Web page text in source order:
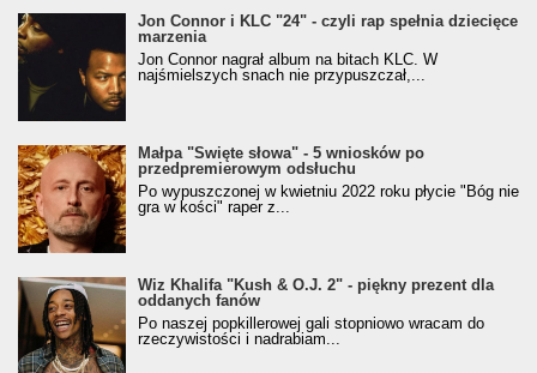
Jon Connor i KLC "24" - czyli rap spełnia dziecięce
marzenia
Jon Connor nagrał album na bitach KLC. W
najśmielszych snach nie przypuszczał,...
Małpa "Święte słowa" - 5 wniosków po
przedpremierowym odsłuchu
Po wypuszczonej w kwietniu 2022 roku płycie "Bóg nie
gra w kości" raper z...
Wiz Khalifa "Kush & O.J. 2" - piękny prezent dla
oddanych fanów
Po naszej popkillerowej gali stopniowo wracam do
rzeczywistości i nadrabiam...